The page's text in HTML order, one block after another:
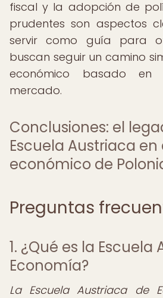
fiscal y la adopción de
prudentes son aspectos
servir como guía para
buscan seguir un camino
económico basado
mercado.
Conclusiones: el
Escuela Austriaca en
económico de
Preguntas
1. ¿Qué es la Escuela
Economía?
La Escuela Austriaca de